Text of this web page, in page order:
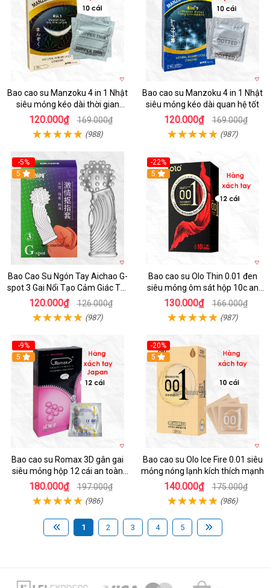
Bao cao su Manzoku 4 in 1 Nhật
siêu mỏng kéo dài thời gian
chính hãng
120.000₫ 169.000₫
(988)
Bao cao su Manzoku 4 in 1 Nhật
siêu mỏng kéo dài quan hệ tốt
120.000₫ 169.000₫
(987)
-5%
5
Bao Cao Su Ngón Tay Aichao G-
spot 3 Gai Nổi Tạo Cảm Giác Tột
Đỉnh
120.000₫ 126.000₫
(987)
-22%
5
Bao cao su Olo Thin 0.01 đen
siêu mỏng ôm sát hộp 10c an
toàn
130.000₫ 166.000₫
(987)
-9%
5
Bao cao su Romax 3D gân gai
siêu mỏng hộp 12 cái an toàn
chất lượng
180.000₫ 197.000₫
(986)
-20%
5
Bao cao su Olo Ice Fire 0.01 siêu
mỏng nóng lạnh kích thích mạnh
140.000₫ 175.000₫
(986)
1 2 3 4 5